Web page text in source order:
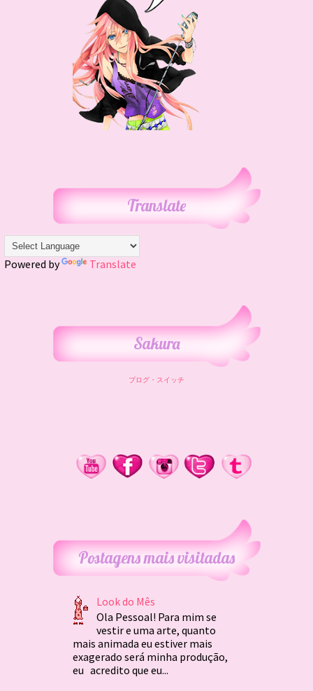
Translate
Powered by Translate
Sakura
ブログ・スイッチ
Postagens mais visitadas
Look do Mês
Ola Pessoal! Para mim se
vestir e uma arte, quanto
mais animada eu estiver mais
exagerado será minha produção,
eu acredito que eu...